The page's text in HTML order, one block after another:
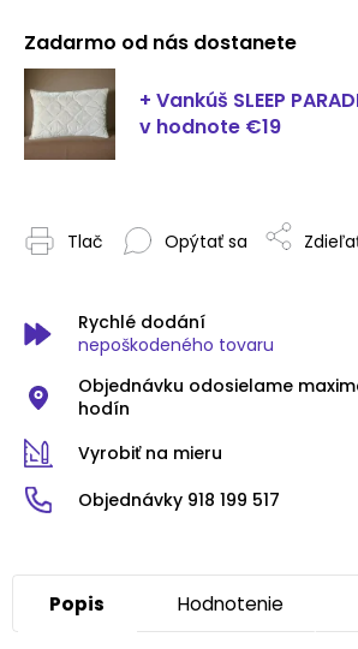
Zadarmo od nás dostanete
+ Vankúš SLEEP
v hodnote €19
Tlač Opýtať sa
Rychlé dodání
nepoškodeného tovaru
Objednávku odosielame
hodín
Vyrobiť na mieru
Objednávky 918 199 517
Popis Hodnotenie